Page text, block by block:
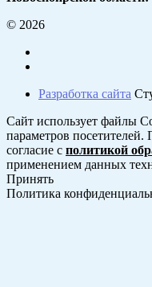
© 2026
Разработка сайта
Сайт использует файлы
параметров посетителей.
согласие с политикой
применением данных
Принять
Политика